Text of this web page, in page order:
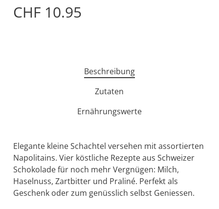
CHF10.95
Beschreibung
Zutaten
Ernährungswerte
Elegante kleine Schachtel versehen mit assortierten
Napolitains. Vier köstliche Rezepte aus Schweizer
Schokolade für noch mehr Vergnügen: Milch,
Haselnuss, Zartbitter und Praliné. Perfekt als
Geschenk oder zum genüsslich selbst Geniessen.